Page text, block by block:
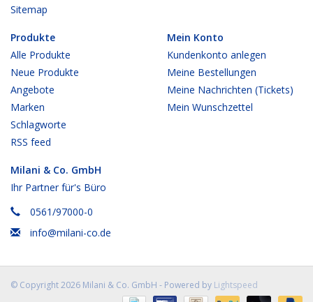
Sitemap
Produkte
Alle Produkte
Neue Produkte
Angebote
Marken
Schlagworte
RSS feed
Mein Konto
Kundenkonto anlegen
Meine Bestellungen
Meine Nachrichten (Tickets)
Mein Wunschzettel
Milani & Co. GmbH
Ihr Partner für's Büro
0561/97000-0
info@milani-co.de
© Copyright 2026 Milani & Co. GmbH - Powered by Lightspeed